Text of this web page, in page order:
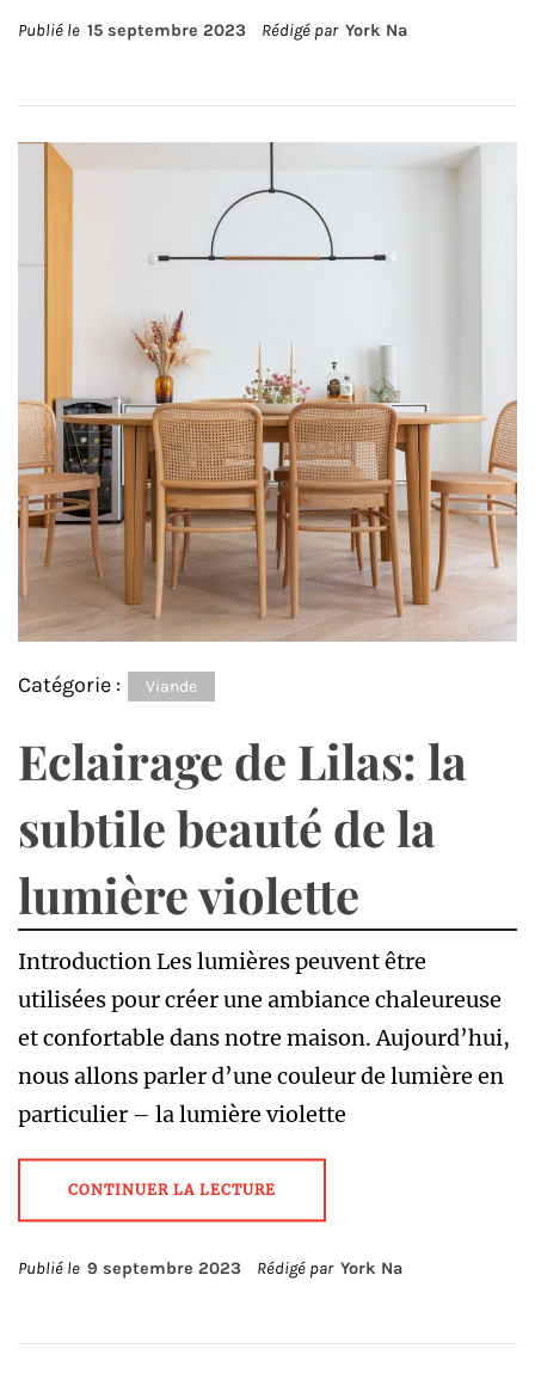
Publié le 15 septembre 2023 Rédigé par York Na
Catégorie : Viande
Eclairage de Lilas: la
subtile beauté de la
lumière violette
Introduction Les lumières peuvent être
utilisées pour créer une ambiance chaleureuse
et confortable dans notre maison. Aujourd’hui,
nous allons parler d’une couleur de lumière en
particulier – la lumière violette
CONTINUER LA LECTURE
Publié le 9 septembre 2023 Rédigé par York Na